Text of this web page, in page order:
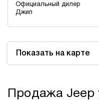
Показать на карте
Официальный дилер
Джип
Продажа